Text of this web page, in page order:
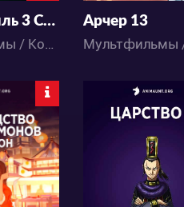
Дунканвилль 3 Сезон
Мультфильмы / Комедия
Арчер 13
29608